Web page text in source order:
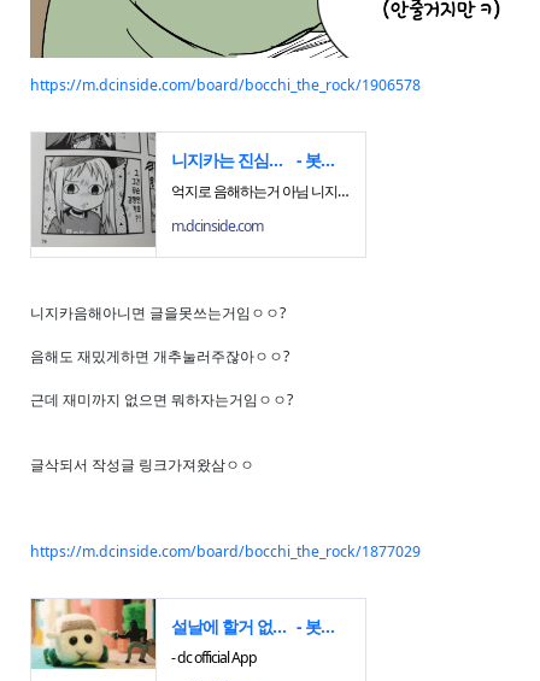
https://m.dcinside.com/board/bocchi_the_rock/1906578
니지카는 진심으로 호감이 안감 - 봇치 더 락 마이너 갤러리
억지로 음해하는거 아님 니지카는 성장성이 안보여서 호감이 안감 작중 베이스, 기타 구분 못하는 키타도 6개월 빡세게 구르니까 애드리브도 가능한데 니지카는 9년이나 드럼 치면서 박자도 못맞춤 봇치나 료는 대학도 포기하
m.dcinside.com
니지카음해아니면 글을못쓰는거임ㅇㅇ?
음해도 재밌게하면 개추눌러주잖아ㅇㅇ?
근데 재미까지 없으면 뭐하자는거임ㅇㅇ?
글삭되서 작성글 링크가져왔삼ㅇㅇ
https://m.dcinside.com/board/bocchi_the_rock/1877029
설날에 할거 없어서 니자카 음해 념글에 개추 누르는중 - 봇치 더 락 마이너 갤러리
- dc official App